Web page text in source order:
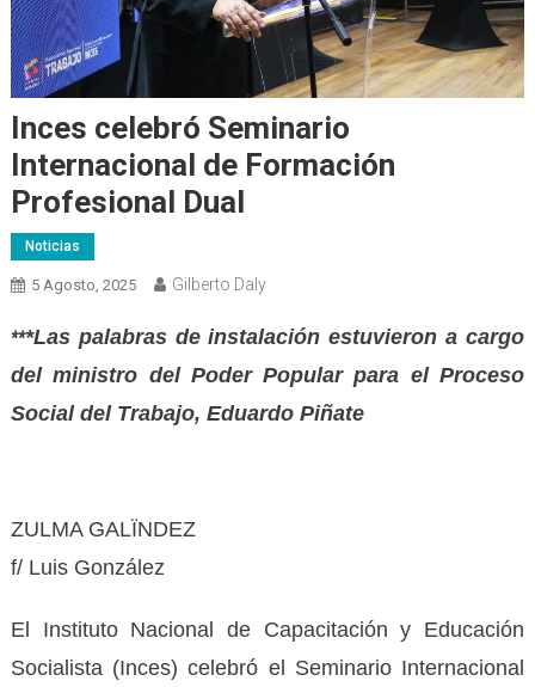
Inces celebró Seminario
Internacional de Formación
Profesional Dual
Noticias
5 Agosto, 2025 Gilberto Daly
***Las palabras de instalación estuvieron a cargo
del ministro del Poder Popular para el Proceso
Social del Trabajo, Eduardo Piñate
ZULMA GALÏNDEZ
f/ Luis González
El Instituto Nacional de Capacitación y Educación
Socialista (Inces) celebró el Seminario Internacional